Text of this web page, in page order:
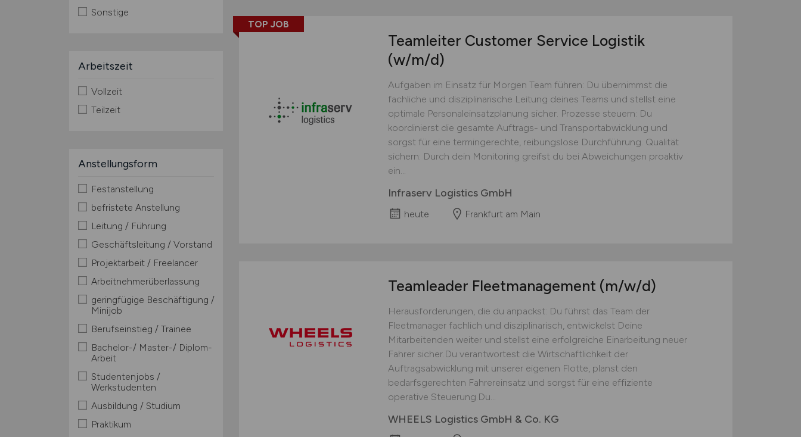
Sonstige
Arbeitszeit
Vollzeit
Teilzeit
Anstellungsform
Festanstellung
befristete Anstellung
Leitung / Führung
Geschäftsleitung / Vorstand
Projektarbeit / Freelancer
Arbeitnehmerüberlassung
geringfügige Beschäftigung /
Minijob
Berufseinstieg / Trainee
Bachelor-/ Master-/ Diplom-
Arbeit
Studentenjobs /
Werkstudenten
Ausbildung / Studium
Praktikum
TOP JOB
Teamleiter Customer Service Logistik
(w/m/d)
Aufgaben im Einsatz für Morgen Team führen: Du übernimmst die
fachliche und disziplinarische Leitung deines Teams und stellst eine
optimale Personaleinsatzplanung sicher. Prozesse steuern: Du
koordinierst die gesamte Auftrags- und Transportabwicklung und
sorgst für eine termingerechte, reibungslose Durchführung. Qualität
sichern: Durch dein Monitoring greifst du bei Abweichungen proaktiv
ein...
Infraserv Logistics GmbH
heute Frankfurt am Main
Teamleader Fleetmanagement (m/w/d)
Herausforderungen, die du anpackst: Du führst das Team der
Fleetmanager fachlich und disziplinarisch, entwickelst Deine
Mitarbeitenden weiter und stellst eine erfolgreiche Einarbeitung neuer
Fahrer sicher.Du verantwortest die Wirtschaftlichkeit der
Auftragsabwicklung mit unserer eigenen Flotte, planst den
bedarfsgerechten Fahrereinsatz und sorgst für eine effiziente
operative Steuerung.Du...
WHEELS Logistics GmbH & Co. KG